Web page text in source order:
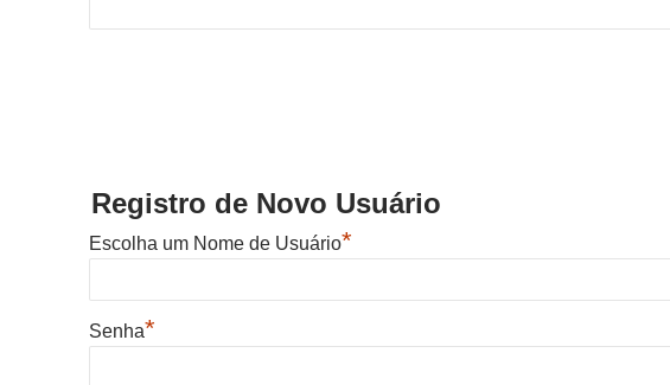
Registro de Novo Usuário
Escolha um Nome de Usuário*
Senha*